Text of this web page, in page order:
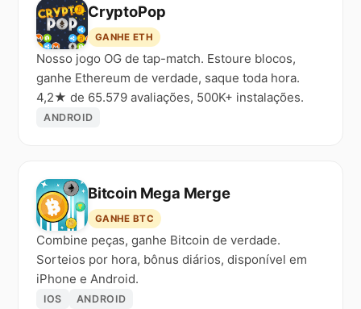
CryptoPop
GANHE ETH
Nosso jogo OG de tap-match. Estoure blocos,
ganhe Ethereum de verdade, saque toda hora.
4,2★ de 65.579 avaliações, 500K+ instalações.
ANDROID
Bitcoin Mega Merge
GANHE BTC
Combine peças, ganhe Bitcoin de verdade.
Sorteios por hora, bônus diários, disponível em
iPhone e Android.
IOS ANDROID